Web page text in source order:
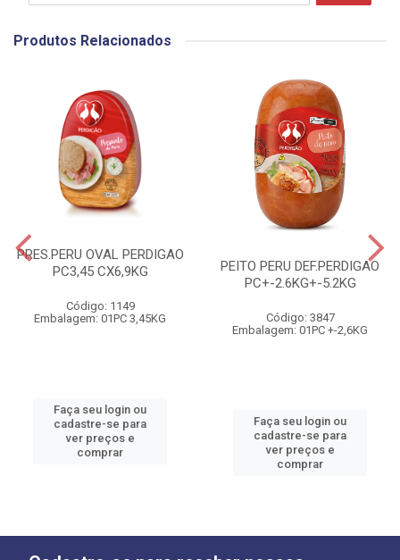
Produtos Relacionados
PRES.PERU OVAL PERDIGAO
PC3,45 CX6,9KG
Código: 1149
Embalagem: 01PC 3,45KG
Faça seu login ou
cadastre-se para
ver preços e
comprar
PEITO PERU DEF.PERDIGAO
PC+-2.6KG+-5.2KG
Código: 3847
Embalagem: 01PC +-2,6KG
Faça seu login ou
cadastre-se para
ver preços e
comprar